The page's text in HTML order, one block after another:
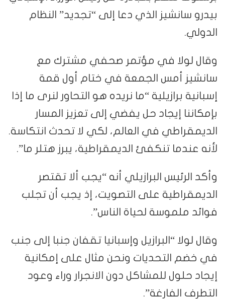
بيدرو سانشيز الذي دعا إلى “تجديد” النظام
الدولي.
وقال لولا في مؤتمر صحفي مشترك مع
سانشيز أمس الجمعة في ختام أول قمة
إسبانية برازيلية “ما نريده هو التحاور لنرى ما إذا
بإمكاننا إيجاد حل يفضي إلى تعزيز المسار
الديمقراطي في العالم، لكي لا تحدث انتكاسة.
لأنه عندما تنكفئ الديمقراطية، يبرز هتلر ما”.
وأكد الرئيس البرازيلي أنه “يجب ألا تقتصر
الديمقراطية على التصويت، إذ يجب أن تجلب
فوائد ملموسة لحياة الناس”.
وقال لولا “البرازيل وإسبانيا تقفان جنبا إلى جنب
في خضم التحديات ونحن مثال على إمكانية
إيجاد حلول للمشاكل دون الانجرار وراء وعود
التطرف الفارغة”.